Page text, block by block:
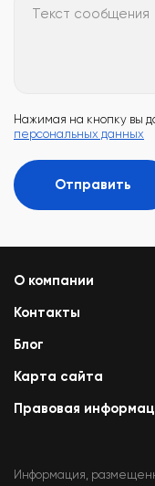
Текст сообщения
Нажимая на кнопку вы
персональных данных
Отправить
О компании
Контакты
Блог
Карта сайта
Правовая
Информация,